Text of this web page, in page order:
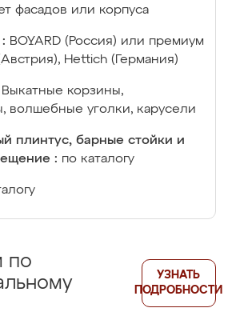
фасадов или корпуса
BOYARD (Россия) или премиум
Hettich (Германия)
Выкатные корзины,
волшебные уголки, карусели
плинтус, барные стойки и
: по каталогу
по
УЗНАТЬ
ПОДРОБНОСТИ